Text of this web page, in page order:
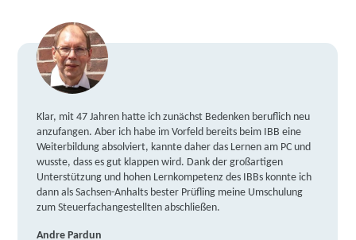
Klar, mit 47 Jahren hatte ich zunächst Bedenken beruflich neu
anzufangen. Aber ich habe im Vorfeld bereits beim IBB eine
Weiterbildung absolviert, kannte daher das Lernen am PC und
wusste, dass es gut klappen wird. Dank der großartigen
Unterstützung und hohen Lernkompetenz des IBBs konnte ich
dann als Sachsen-Anhalts bester Prüfling meine Umschulung
zum Steuerfachangestellten abschließen.
Andre Pardun